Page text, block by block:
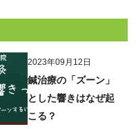
2023年09月12日
鍼治療の「ズーン」
とした響きはなぜ起
こる？